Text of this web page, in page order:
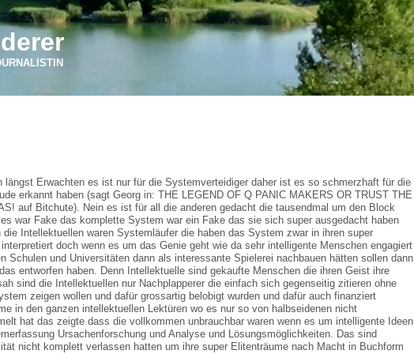
Erwachten es ist nur für die Systemverteidiger daher ist es so schmerzhaft für die
erkannt haben (sagt Georg in: THE LEGEND OF Q PANIC MAKERS OR TRUST THE
auf Bitchute). Nein es ist für all die anderen gedacht die tausendmal um den Block
war Fake das komplette System war ein Fake das sie sich super ausgedacht haben
Intellektuellen waren Systemläufer die haben das System zwar in ihren super
doch wenn es um das Genie geht wie da sehr intelligente Menschen engagiert
Schulen und Universitäten dann als interessante Spielerei nachbauen hätten sollen dann
entworfen haben. Denn Intellektuelle sind gekaufte Menschen die ihren Geist ihre
sind die Intellektuellen nur Nachplapperer die einfach sich gegenseitig zitieren ohne
zeigen wollen und dafür grossartig belobigt wurden und dafür auch finanziert
in den ganzen intellektuellen Lektüren wo es nur so von halbseidenen nicht
hat das zeigte dass die vollkommen unbrauchbar waren wenn es um intelligente Ideen
Ursachenforschung und Analyse und Lösungsmöglichkeiten. Das sind
nicht komplett verlassen hatten um ihre super Elitenträume nach Macht in Buchform